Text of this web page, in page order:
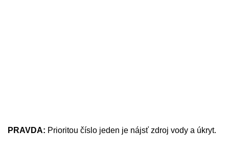
PRAVDA: Prioritou číslo jeden je nájsť zdroj vody a úkryt.